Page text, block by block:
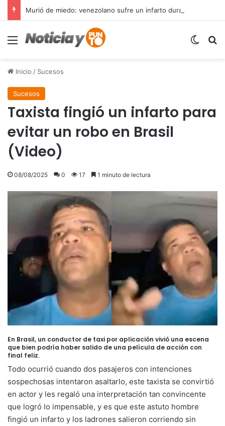
Menú
Inicio / Sucesos
Sucesos
Taxista fingió un infarto para
evitar un robo en Brasil
(Video)
08/08/2025 0 17 1 minuto de lectura
En Brasil, un conductor de taxi por aplicación vivió una escena
que bien podría haber salido de una película de acción con
final feliz.
Todo ocurrió cuando dos pasajeros con intenciones
sospechosas intentaron asaltarlo, este taxista se convirtió
en actor y les regaló una interpretación tan convincente
que logró lo impensable, y es que este astuto hombre
fingió un infarto y los ladrones salieron corriendo sin